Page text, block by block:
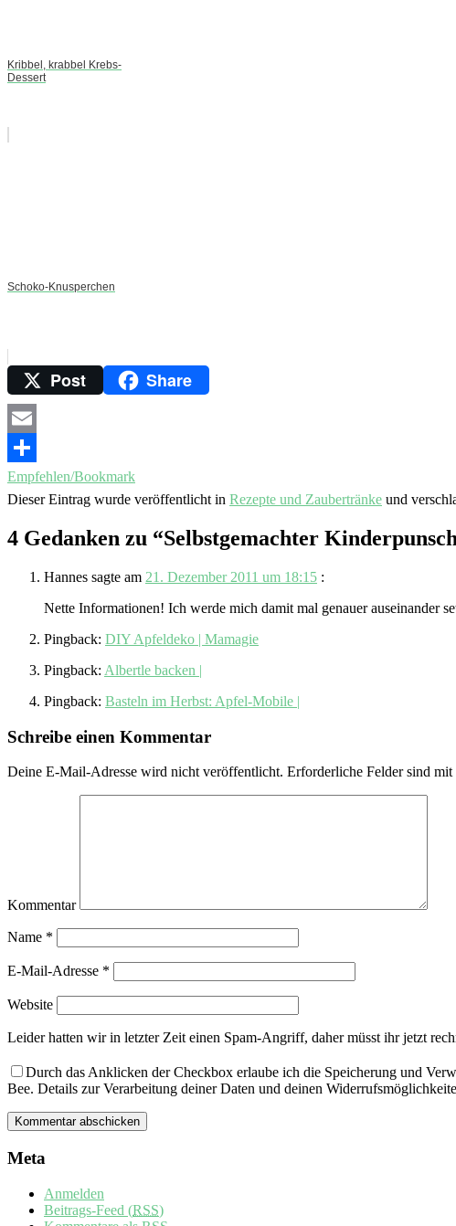
Kribbel, krabbel Krebs-
Dessert
Schoko-Knusperchen
Post Share
Email
Empfehlen/Bookmark
Dieser Eintrag wurde veröffentlicht in Rezepte und Zaubertränke und
4 Gedanken zu “Selbstgemachter Kinderpunsch
Hannes sagte am 21. Dezember 2011 um 18:15 :
Nette Informationen! Ich werde mich damit mal genauer auseinander
Pingback: DIY Apfeldeko | Mamagie
Pingback: Albertle backen |
Pingback: Basteln im Herbst: Apfel-Mobile |
Schreibe einen Kommentar
Deine E-Mail-Adresse wird nicht veröffentlicht. Erforderliche Felder sind mit
Kommentar
Name *
E-Mail-Adresse *
Website
Leider hatten wir in letzter Zeit einen Spam-Angriff, daher müsst ihr jetzt
Durch das Anklicken der Checkbox erlaube ich die Speicherung und
Bee. Details zur Verarbeitung deiner Daten und deinen
Meta
Anmelden
Beitrags-Feed (RSS)